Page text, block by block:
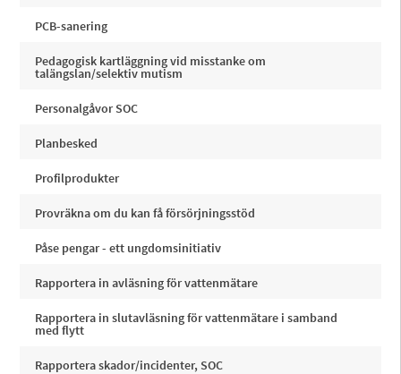
PCB-sanering
Pedagogisk kartläggning vid misstanke om
talängslan/selektiv mutism
Personalgåvor SOC
Planbesked
Profilprodukter
Provräkna om du kan få försörjningsstöd
Påse pengar - ett ungdomsinitiativ
Rapportera in avläsning för vattenmätare
Rapportera in slutavläsning för vattenmätare i samband
med flytt
Rapportera skador/incidenter, SOC